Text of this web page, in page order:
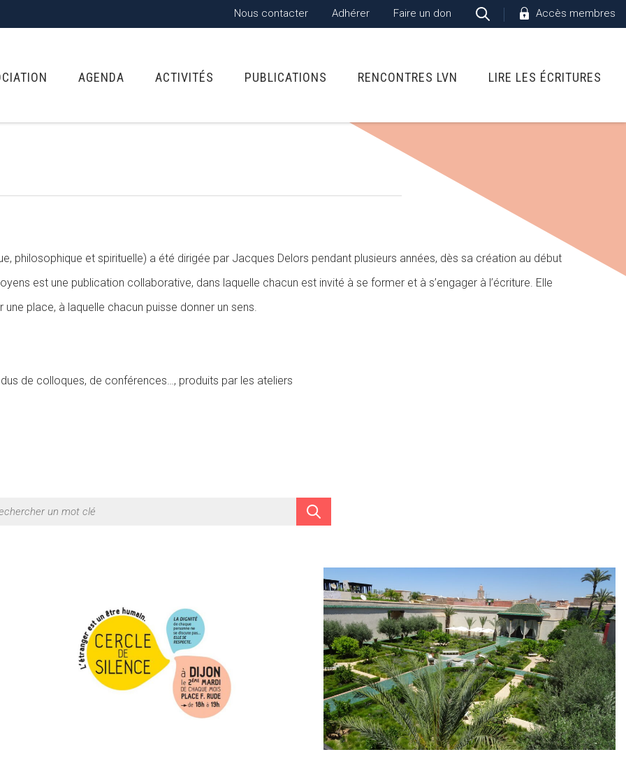
Nous contacter Adhérer Faire un don Accès membres
AGENDA ACTIVITÉS PUBLICATIONS RENCONTRES LVN LIRE LES ÉCRITURES
philosophique et spirituelle) a été dirigée par Jacques Delors pendant plusieurs années, dès sa création au début
est une publication collaborative, dans laquelle chacun est invité à se former et à s’engager à l’écriture. Elle
place, à laquelle chacun puisse donner un sens.
de colloques, de conférences…, produits par les ateliers